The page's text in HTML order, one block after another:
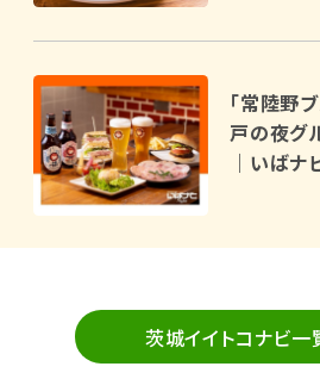
「常陸野
戸の夜グ
｜いば
茨城イイトコナビ一